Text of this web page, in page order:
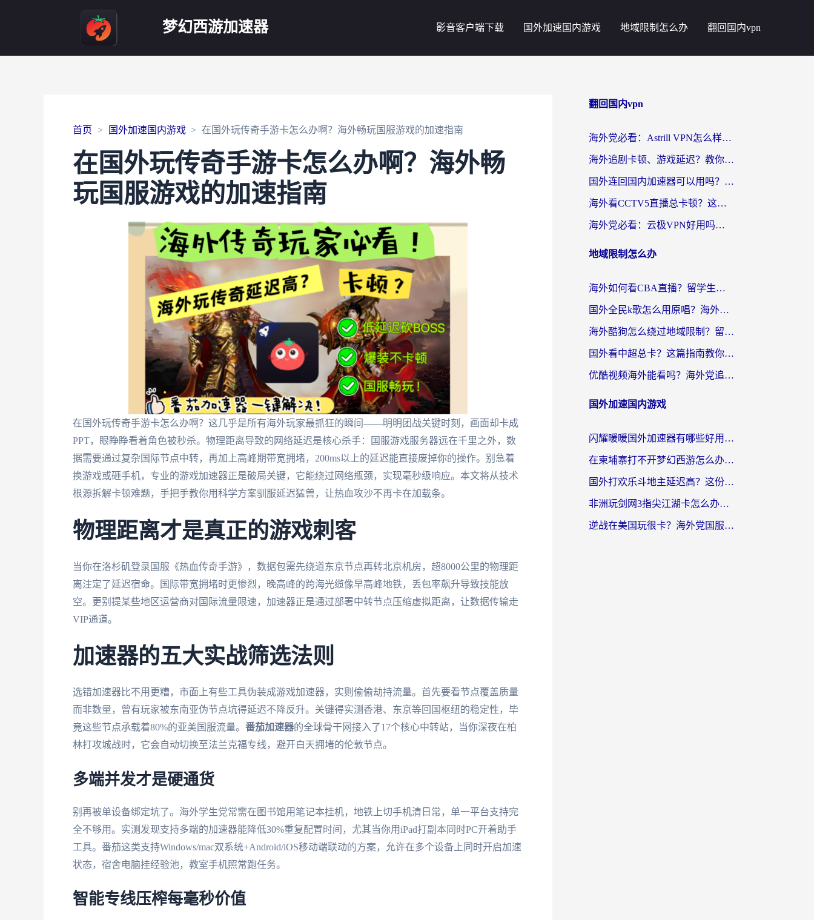
梦幻西游加速器 影音客户端下载 国外加速国内游戏 地域限制怎么办 翻回国内vpn
首页 国外加速国内游戏 在国外玩传奇手游卡怎么办啊？海外畅玩国服游戏的加速指南
在国外玩传奇手游卡怎么办啊？海外畅
玩国服游戏的加速指南
在国外玩传奇手游卡怎么办啊？这几乎是所有海外玩家最抓狂的瞬间——明明团战关键时刻，画面却卡成
PPT，眼睁睁看着角色被秒杀。物理距离导致的网络延迟是核心杀手：国服游戏服务器远在千里之外，数
据需要通过复杂国际节点中转，再加上高峰期带宽拥堵，200ms以上的延迟能直接废掉你的操作。别急着
换游戏或砸手机，专业的游戏加速器正是破局关键，它能绕过网络瓶颈，实现毫秒级响应。本文将从技术
根源拆解卡顿难题，手把手教你用科学方案驯服延迟猛兽，让热血攻沙不再卡在加载条。
物理距离才是真正的游戏刺客
当你在洛杉矶登录国服《热血传奇手游》，数据包需先绕道东京节点再转北京机房，超8000公里的物理距
离注定了延迟宿命。国际带宽拥堵时更惨烈，晚高峰的跨海光缆像早高峰地铁，丢包率飙升导致技能放
空。更别提某些地区运营商对国际流量限速，加速器正是通过部署中转节点压缩虚拟距离，让数据传输走
VIP通道。
加速器的五大实战筛选法则
选错加速器比不用更糟，市面上有些工具伪装成游戏加速器，实则偷偷劫持流量。首先要看节点覆盖质量
而非数量，曾有玩家被东南亚伪节点坑得延迟不降反升。关键得实测香港、东京等回国枢纽的稳定性，毕
竟这些节点承载着80%的亚美国服流量。 番茄加速器的全球骨干网接入了17个核心中转站，当你深夜在柏
林打攻城战时，它会自动切换至法兰克福专线，避开白天拥堵的伦敦节点。
多端并发才是硬通货
别再被单设备绑定坑了。海外学生党常需在图书馆用笔记本挂机，地铁上切手机清日常，单一平台支持完
全不够用。实测发现支持多端的加速器能降低30%重复配置时间，尤其当你用iPad打副本同时PC开着助手
工具。番茄这类支持Windows/mac双系统+Android/iOS移动端联动的方案，允许在多个设备上同时开启加速
状态，宿舍电脑挂经验池，教室手机照常跑任务。
智能专线压榨每毫秒价值
翻回国内vpn
海外党必看：Astrill VPN怎么样？3步选对回国加速器实现无缝刷剧玩游戏
海外追剧卡顿、游戏延迟？教你选回国加速器，附免费加速器试用一小时福利
国外连回国内加速器可以用吗？海外党亲测实用指南，解决追剧游戏卡顿难题
海外看CCTV5直播总卡顿？这篇指南教你选对回国加速器，无缝刷国内资源
海外党必看：云极VPN好用吗？和uuVPN对比哪个回国效果更好？附真实体验+避坑指南
地域限制怎么办
海外如何看CBA直播？留学生和华人必看的无卡顿观赛指南
国外全民k歌怎么用原唱？海外党亲测有效的回国加速解决方案
海外酷狗怎么绕过地域限制？留学生亲测有效的回国加速器选择指南
国外看中超总卡？这篇指南教你在海外流畅看体育赛事+中文解说（附避坑技巧）
优酷视频海外能看吗？海外党追剧看电影的终极解决方案来了
国外加速国内游戏
闪耀暖暖国外加速器有哪些好用？海外党亲测的国服游戏加速终极指南
在柬埔寨打不开梦幻西游怎么办？海外玩家国服游戏加速终极指南
国外打欢乐斗地主延迟高？这份海外玩家国服游戏加速指南帮你解决卡顿烦恼
非洲玩剑网3指尖江湖卡怎么办？这份实测有效的国服游戏加速指南请收好
逆战在美国玩很卡？海外党国服游戏加速终极指南（附DNF宝可梦加速技巧）